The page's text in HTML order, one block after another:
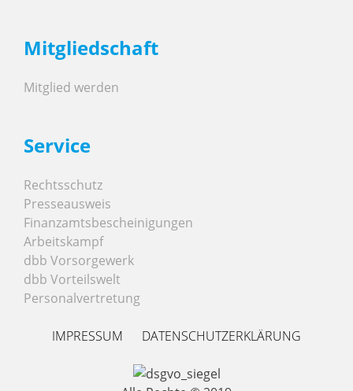
Mitgliedschaft
Mitglied werden
Service
Rechtsschutz
Presseausweis
Finanzamtsbescheinigungen
Arbeitskampf
dbb Vorsorgewerk
dbb Vorteilswelt
Personalvertretung
IMPRESSUM DATENSCHUTZERKLÄRUNG